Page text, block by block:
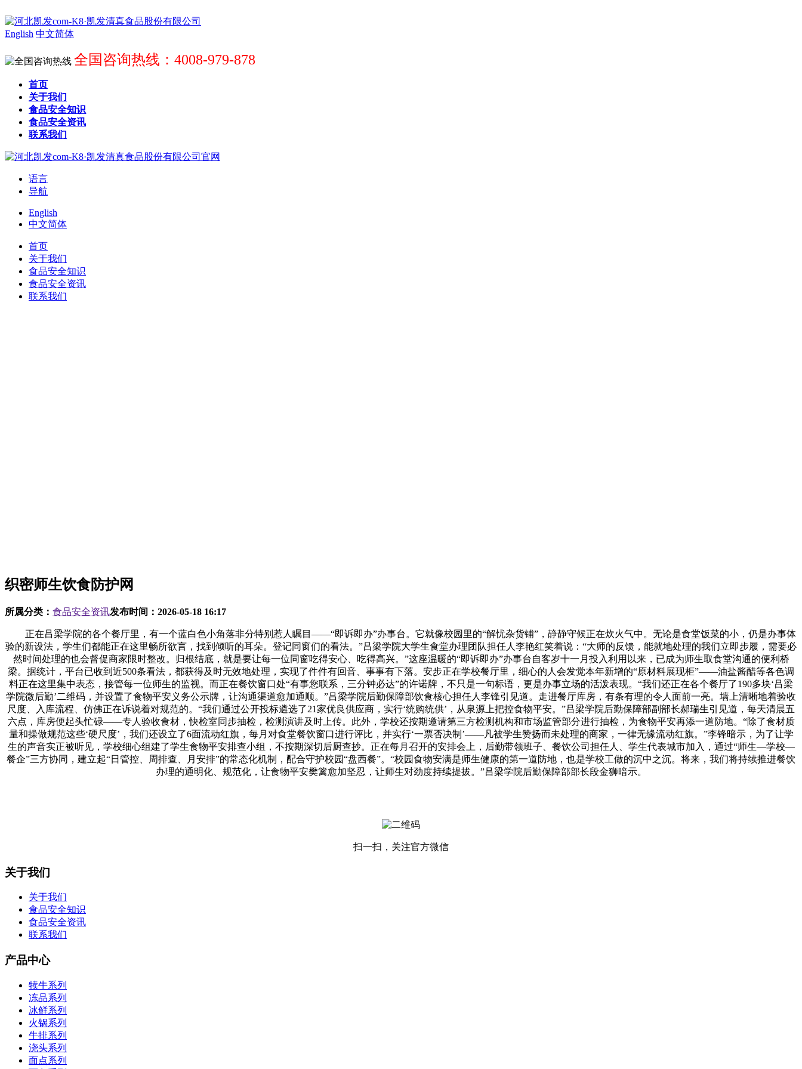
English 中文简体
全国咨询热线：4008-979-878
首页
关于我们
食品安全知识
食品安全资讯
联系我们
语言
导航
English
中文简体
首页
关于我们
食品安全知识
食品安全资讯
联系我们
织密师生饮食防护网
所属分类： 食品安全资讯发布时间： 2026-05-18 16:17
正在吕梁学院的各个餐厅里，有一个蓝白色小角落非分特别惹人瞩目——“即诉即办”办事台。它就像校园里的“解忧杂货铺”，静静守候正在炊火气中。无论是食堂饭菜的小，仍是办事体
验的新设法，学生们都能正在这里畅所欲言，找到倾听的耳朵。登记同窗们的看法。”吕梁学院大学生食堂办理团队担任人李艳红笑着说：“大师的反馈，能就地处理的我们立即步履，需要必
然时间处理的也会督促商家限时整改。归根结底，就是要让每一位同窗吃得安心、吃得高兴。”这座温暖的“即诉即办”办事台自客岁十一月投入利用以来，已成为师生取食堂沟通的便利桥
梁。据统计，平台已收到近500条看法，都获得及时无效地处理，实现了件件有回音、事事有下落。安步正在学校餐厅里，细心的人会发觉本年新增的“原材料展现柜”——油盐酱醋等各色调
料正在这里集中表态，接管每一位师生的监视。而正在餐饮窗口处“有事您联系，三分钟必达”的许诺牌，不只是一句标语，更是办事立场的活泼表现。“我们还正在各个餐厅了190多块‘吕梁
学院微后勤’二维码，并设置了食物平安义务公示牌，让沟通渠道愈加通顺。”吕梁学院后勤保障部饮食核心担任人李锋引见道。走进餐厅库房，有条有理的令人面前一亮。墙上清晰地着验收
尺度、入库流程、仿佛正在诉说着对规范的。“我们通过公开投标遴选了21家优良供应商，实行‘统购统供’，从泉源上把控食物平安。”吕梁学院后勤保障部副部长郝瑞生引见道，每天清晨五
六点，库房便起头忙碌——专人验收食材，快检室同步抽检，检测演讲及时上传。此外，学校还按期邀请第三方检测机构和市场监管部分进行抽检，为食物平安再添一道防地。“除了食材质
量和操做规范这些‘硬尺度’，我们还设立了6面流动红旗，每月对食堂餐饮窗口进行评比，并实行‘一票否决制’——凡被学生赞扬而未处理的商家，一律无缘流动红旗。”李锋暗示，为了让学
生的声音实正被听见，学校细心组建了学生食物平安排查小组，不按期深切后厨查抄。正在每月召开的安排会上，后勤带领班子、餐饮公司担任人、学生代表城市加入，通过“师生—学校—
餐企”三方协同，建立起“日管控、周排查、月安排”的常态化机制，配合守护校园“盘西餐”。“校园食物安满是师生健康的第一道防地，也是学校工做的沉中之沉。将来，我们将持续推进餐饮
办理的通明化、规范化，让食物平安樊篱愈加坚忍，让师生对劲度持续提拔。”吕梁学院后勤保障部部长段金狮暗示。
扫一扫，关注官方微信
关于我们
关于我们
食品安全知识
食品安全资讯
联系我们
产品中心
犊牛系列
冻品系列
冰鲜系列
火锅系列
牛排系列
浇头系列
面点系列